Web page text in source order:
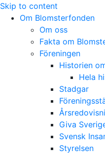
Skip to content
Om Blomsterfonden
Om oss
Fakta om
Föreningen
Historien
Hela
Stadgar
Giva
Svensk
Styrelsen